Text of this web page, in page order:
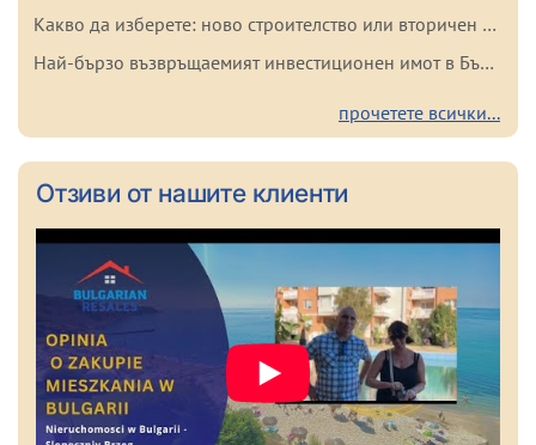
Какво да изберете: ново строителство или вторичен имот в България? Плюсове и минуси на всеки вариант
Най-бързо възвръщаемият инвестиционен имот в България
прочетете всички...
Oтзиви от нашите клиенти